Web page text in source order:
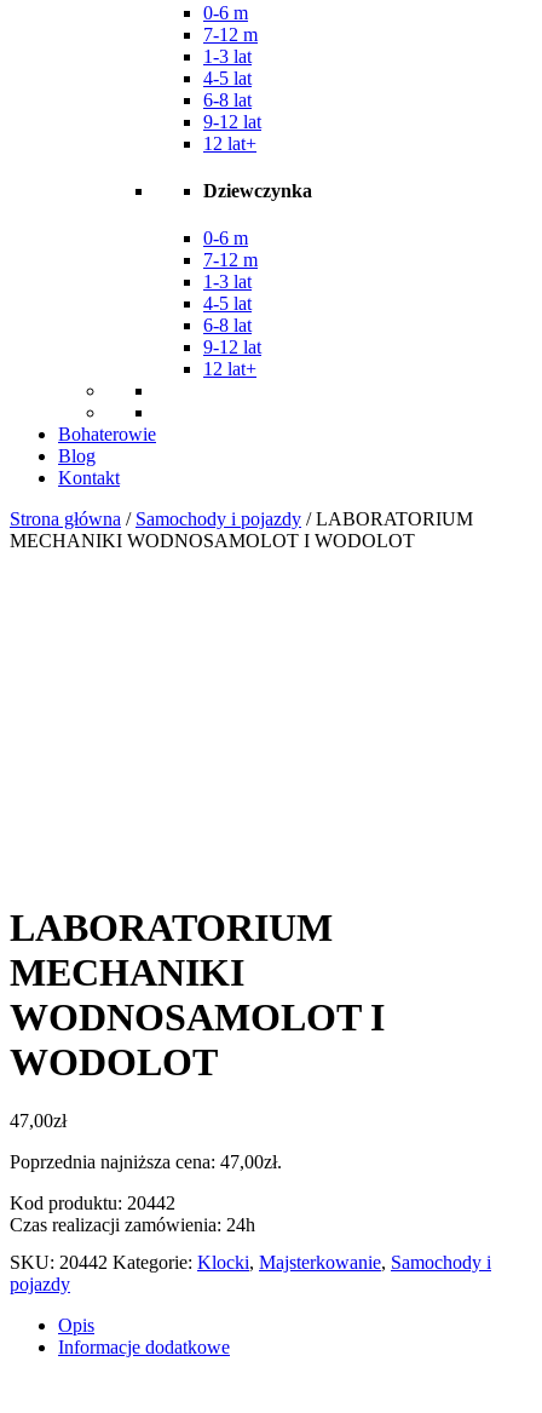
0-6 m
7-12 m
1-3 lat
4-5 lat
6-8 lat
9-12 lat
12 lat+
Dziewczynka
0-6 m
7-12 m
1-3 lat
4-5 lat
6-8 lat
9-12 lat
12 lat+
Bohaterowie
Blog
Kontakt
Strona główna / Samochody i pojazdy / LABORATORIUM
MECHANIKI WODNOSAMOLOT I WODOLOT
LABORATORIUM
MECHANIKI
WODNOSAMOLOT I
WODOLOT
47,00zł
Poprzednia najniższa cena: 47,00zł.
Kod produktu: 20442
Czas realizacji zamówienia: 24h
SKU: 20442 Kategorie: Klocki, Majsterkowanie, Samochody i
pojazdy
Opis
Informacje dodatkowe